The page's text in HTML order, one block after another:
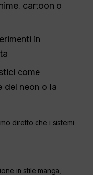
cartoon o
in
come
del neon o la
diretto che i sistemi
in stile manga,